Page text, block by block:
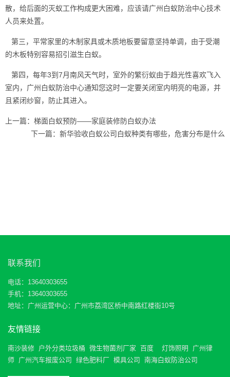
散，给后面的灭蚁工作构成更大困难，应该请广州白蚁防治中心技术
人员来处置。
第三，平常家里的木制家具或木质地板要留意坚持单调，由于受潮
的木板特别容易招引滋生白蚁。
第四，每年3到7月南风天气时，室外的繁衍蚁由于趋光性喜欢飞入
室内，广州白蚁防治中心通知您这时一定要关闭室内明亮的电源，并
且紧闭纱窗，防止其进入。
上一篇： 梯面白蚁预防——家庭装修防白蚁办法
下一篇： 新华验收白蚁公司白蚁种类有哪些，危害分布是什么
联系我们
电话：13640303655
手机：13640303655
地址：广州运营中心：广州市荔湾区桥中南路红楼街10号
友情链接
南沙装修 户外分类垃圾桶 微生物菌剂厂家 百度 灯饰照明
广州律
师 广州汽车报废公司 绿色肥料厂 模具公司 南海白蚁防治公司